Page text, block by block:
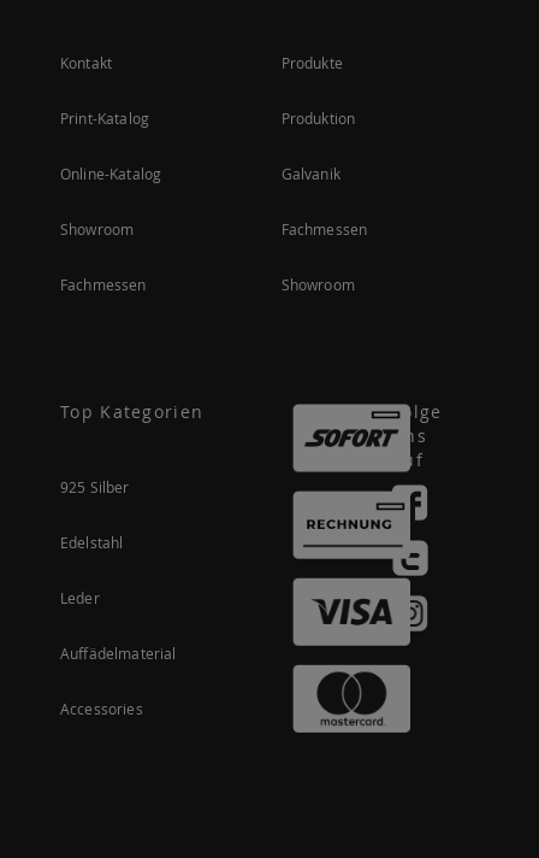
Kontakt
Print-Katalog
Online-Katalog
Showroom
Fachmessen
Produkte
Produktion
Galvanik
Fachmessen
Showroom
Top Kategorien
925 Silber
Edelstahl
Leder
Auffädelmaterial
Accessories
Folge
uns
auf